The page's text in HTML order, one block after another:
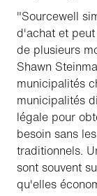
"Sourcewell
d'achat et
de plusieurs
Shawn
municipalités
municipalités
légale pour
besoin sans
traditionnels.
sont souvent
qu'elles